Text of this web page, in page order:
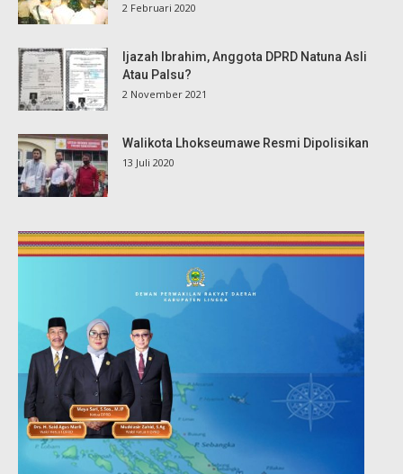
2 Februari 2020
Ijazah Ibrahim, Anggota DPRD Natuna Asli
Atau Palsu?
2 November 2021
Walikota Lhokseumawe Resmi Dipolisikan
13 Juli 2020